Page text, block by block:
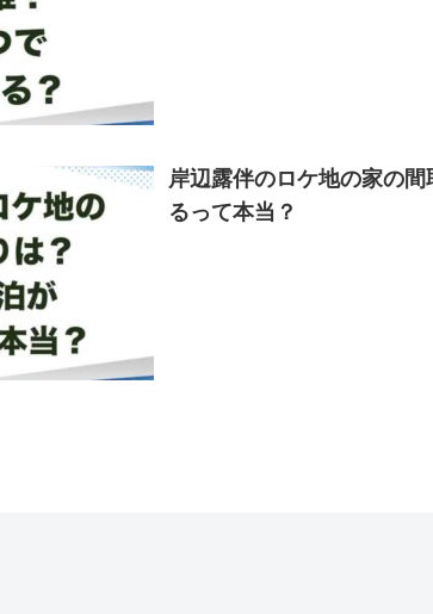
岸辺露伴のロケ地の家の
るって本当？